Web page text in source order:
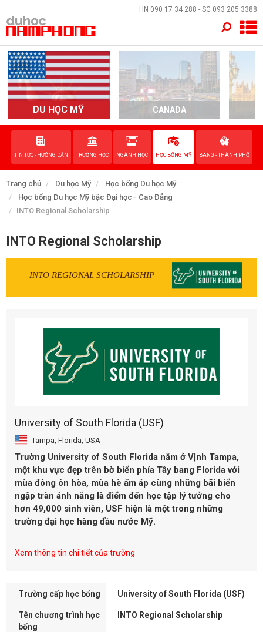
HN 090 17 34 288 - SG 093 205 3388
DU HỌC MỸ CANADA
TIN TỨC - HƯỚNG DẪN TRƯỜNG HỌC NGÀNH HỌC HỌC BỔNG MỸ BANG - THÀNH PHỐ
Trang chủ Du học Mỹ
Học bổng Du học Mỹ
Học bổng Du học Mỹ bậc Đại học - Cao Đẳng
INTO Regional Scholarship
INTO Regional Scholarship
INTO REGIONAL SCHOLARSHIP
University of South Florida (USF)
Tampa, Florida, USA
Trường University of South Florida nằm ở Vịnh Tampa,
một khu vực đẹp trên bờ biển phía Tây bang Florida với
mùa đông ôn hòa, mùa hè ấm áp cùng những bãi biển
ngập tràn ánh nắng là điểm đến học tập lý tưởng cho
hơn 49,000 sinh viên, USF hiện là một trong những
trường đại học hàng đầu nước Mỹ.
Xem thông tin chi tiết của trường
Trường cấp học bổng University of South Florida (USF)
Tên chương trình học
bổng
INTO Regional Scholarship
×
TRANG CHỦ
QUỐC GIA
EVENTS
DỊCH VỤ
VỀ NAM PHONG
LIÊN HỆ